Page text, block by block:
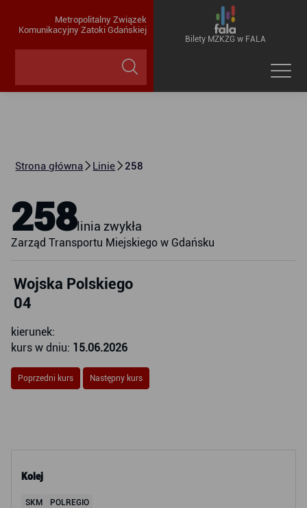
Metropolitalny Związek
Komunikacyjny Zatoki Gdańskiej
Bilety MZKZG w FALA
Strona główna Linie 258
Kolej
SKM POLREGIO
258linia zwykła
Zarząd Transportu Miejskiego w Gdańsku
Wojska Polskiego
04
kierunek:
kurs w dniu: 15.06.2026
Poprzedni kurs Następny kurs